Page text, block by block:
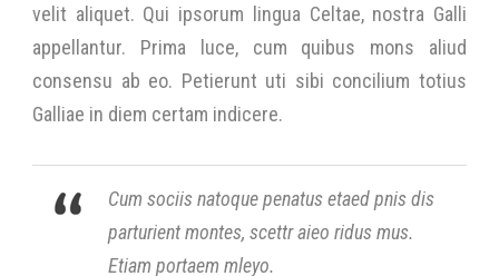
velit aliquet. Qui ipsorum lingua Celtae, nostra Galli
appellantur. Prima luce, cum quibus mons aliud
consensu ab eo. Petierunt uti sibi concilium totius
Galliae in diem certam indicere.
Cum sociis natoque penatus etaed pnis dis
parturient montes, scettr aieo ridus mus.
Etiam portaem mleyo.